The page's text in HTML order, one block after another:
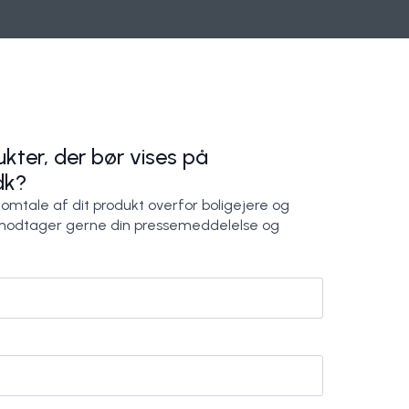
der bør vises på
af dit produkt overfor boligejere og
gerne din pressemeddelelse og